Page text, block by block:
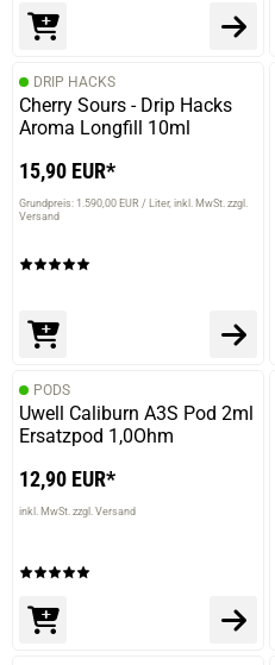
DRIP HACKS
Cherry Sours - Drip Hacks
Aroma Longfill 10ml
15,90 EUR*
Grundpreis: 1.590,00 EUR / Liter inkl. MwSt. zzgl.
Versand
PODS
Uwell Caliburn A3S Pod 2ml
Ersatzpod 1,0Ohm
12,90 EUR*
inkl. MwSt. zzgl. Versand